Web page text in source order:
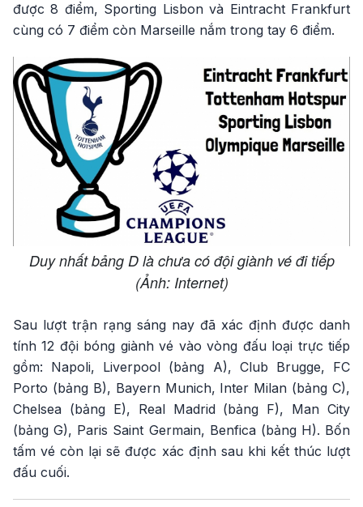
được 8 điểm, Sporting Lisbon và Eintracht Frankfurt
cùng có 7 điểm còn Marseille nắm trong tay 6 điểm.
Duy nhất bảng D là chưa có đội giành vé đi tiếp
(Ảnh: Internet)
Sau lượt trận rạng sáng nay đã xác định được danh
tính 12 đội bóng giành vé vào vòng đấu loại trực tiếp
gồm: Napoli, Liverpool (bảng A), Club Brugge, FC
Porto (bảng B), Bayern Munich, Inter Milan (bảng C),
Chelsea (bảng E), Real Madrid (bảng F), Man City
(bảng G), Paris Saint Germain, Benfica (bảng H). Bốn
tấm vé còn lại sẽ được xác định sau khi kết thúc lượt
đấu cuối.